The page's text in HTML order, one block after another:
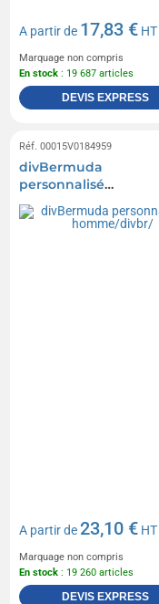
A partir de 17,83 € HT
Marquage non compris
En stock : 19 687 articles
DEVIS EXPRESS
Réf. 00015V0184959
divBermuda
personnalisé
homme/divbr/
A partir de23,10 € HT
Marquage non compris
En stock : 19 260 articles
DEVIS EXPRESS